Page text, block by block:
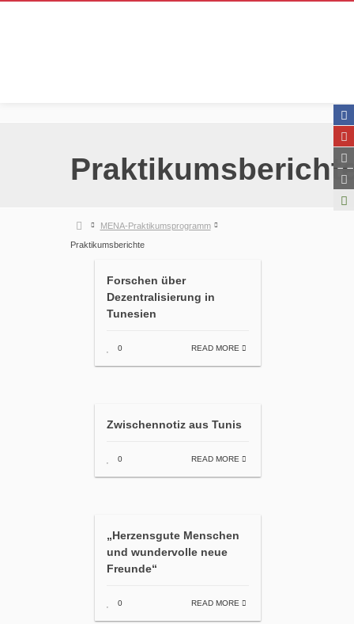
MENA-Praktikumsprogramm
Praktikumsberichte
Forschen über
Dezentralisierung in
Tunesien
0 READ MORE
Zwischennotiz aus Tunis
0 READ MORE
„Herzensgute Menschen
und wundervolle neue
Freunde“
0 READ MORE